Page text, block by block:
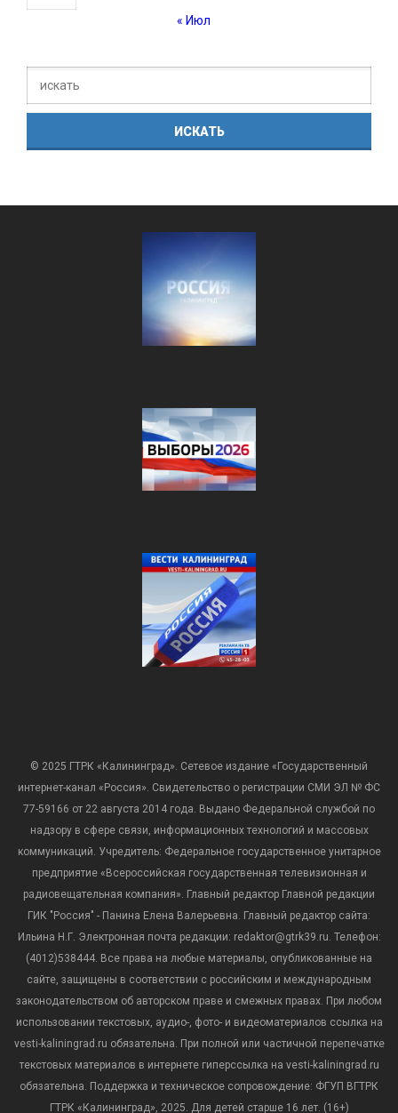
« Июл
© 2025 ГТРК «Калининград». Сетевое издание «Государственный
интернет-канал «Россия». Свидетельство о регистрации СМИ ЭЛ № ФС
77-59166 от 22 августа 2014 года. Выдано Федеральной службой по
надзору в сфере связи, информационных технологий и массовых
коммуникаций. Учредитель: Федеральное государственное унитарное
предприятие «Всероссийская государственная телевизионная и
радиовещательная компания». Главный редактор Главной редакции
ГИК "Россия" - Панина Елена Валерьевна. Главный редактор сайта:
Ильина Н.Г. Электронная почта редакции: redaktor@gtrk39.ru. Телефон:
(4012)538444. Все права на любые материалы, опубликованные на
сайте, защищены в соответствии с российским и международным
законодательством об авторском праве и смежных правах. При любом
использовании текстовых, аудио-, фото- и видеоматериалов ссылка на
vesti-kaliningrad.ru обязательна. При полной или частичной перепечатке
текстовых материалов в интернете гиперссылка на vesti-kaliningrad.ru
обязательна. Поддержка и техническое сопровождение: ФГУП ВГТРК
ГТРК «Калининград», 2025. Для детей старше 16 лет. (16+)